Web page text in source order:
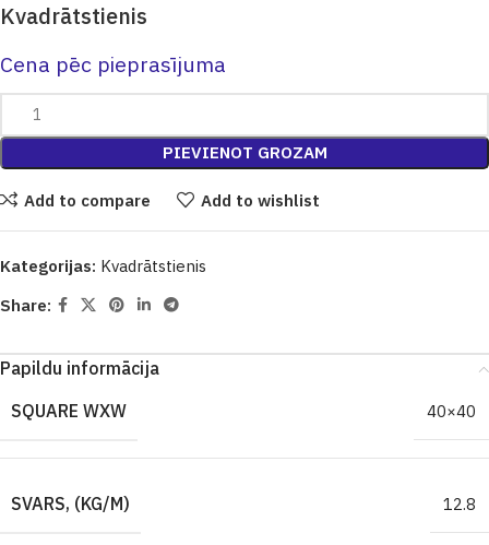
Kvadrātstienis
Cena pēc pieprasījuma
PIEVIENOT GROZAM
Add to compare Add to wishlist
Kategorijas: Kvadrātstienis
Share:
Papildu informācija
SQUARE WXW
40×40
SVARS, (KG/M) 12.8